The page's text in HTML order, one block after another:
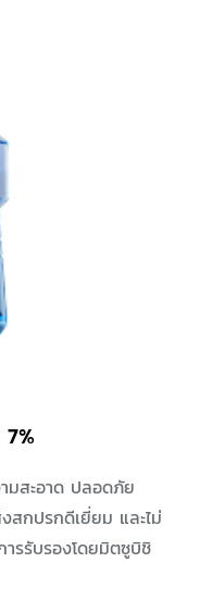
มสะอาด ปลอดภัย
กปรกดีเยี่ยม และไม่
รับรองโดยมิตซูบิชิ